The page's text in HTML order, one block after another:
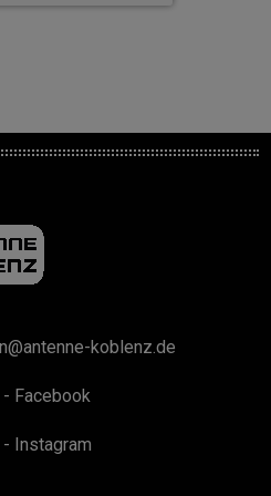
koblenz.de
Facebook
Instagram